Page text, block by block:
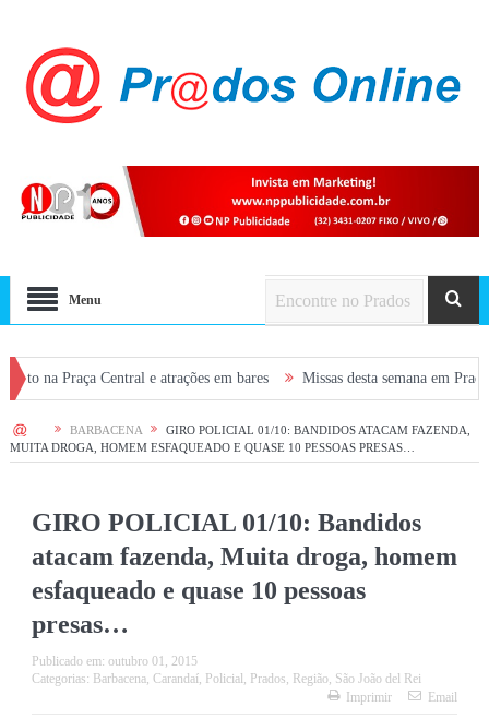
Menu
Central e atrações em bares Missas desta semana em Prados: confira
HOME BARBACENA
GIRO POLICIAL 01/10: BANDIDOS ATACAM FAZENDA,
MUITA DROGA, HOMEM ESFAQUEADO E QUASE 10 PESSOAS PRESAS…
GIRO POLICIAL 01/10: Bandidos
atacam fazenda, Muita droga, homem
esfaqueado e quase 10 pessoas
presas…
Publicado em: outubro 01, 2015
Categorias: Barbacena, Carandaí, Policial , Prados, Região, São João del Rei
Imprimir
Email